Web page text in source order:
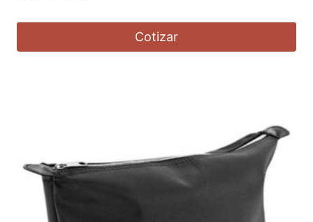
Cotizar